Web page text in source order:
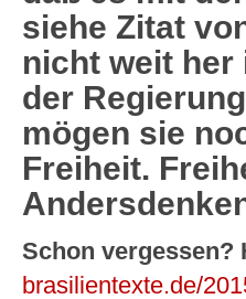
siehe Zitat
nicht weit her
der
mögen sie
Freiheit.
Schon vergessen?
brasilientexte.de/